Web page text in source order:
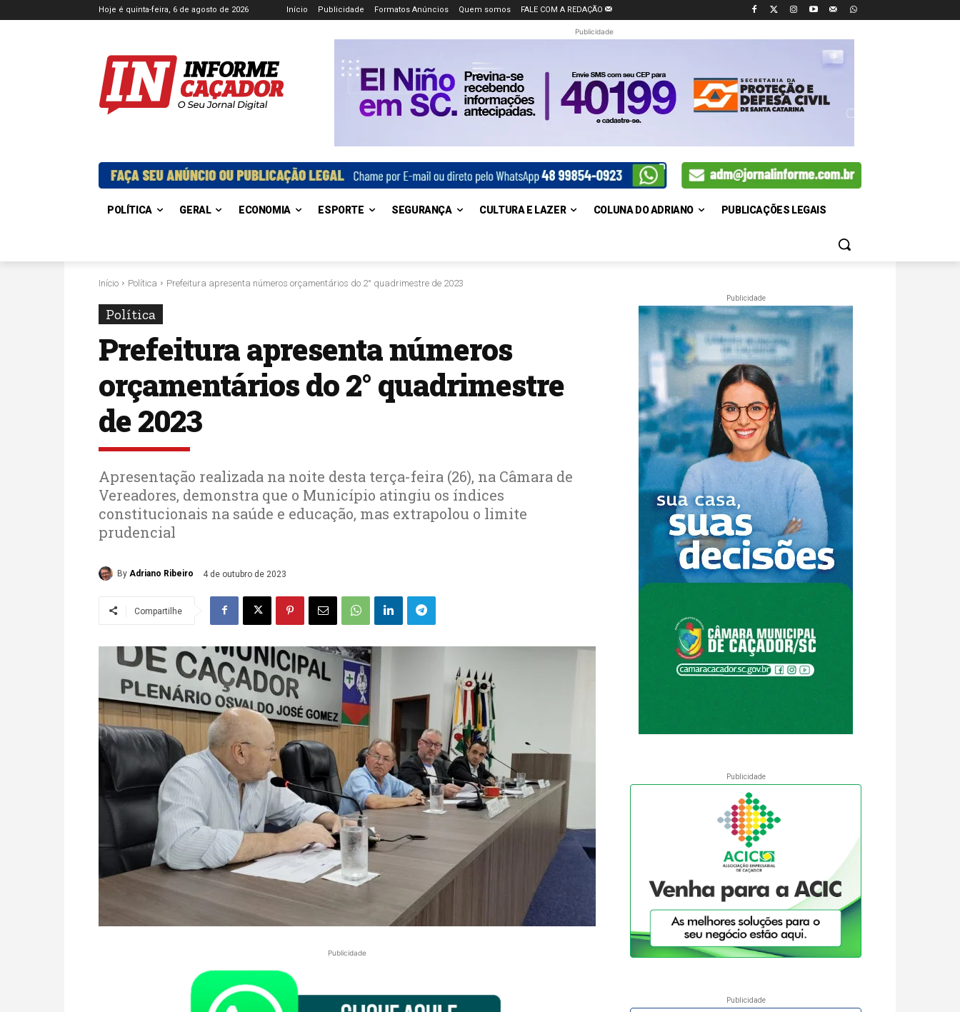
Hoje é quinta-feira, 6 de agosto de 2026 Início Publicidade Formatos Anúncios Quem somos FALE COM A REDAÇÃO
Publicidade
POLÍTICA GERAL ECONOMIA ESPORTE SEGURANÇA CULTURA E LAZER COLUNA DO ADRIANO PUBLICAÇÕES LEGAIS
Início Política Prefeitura apresenta números orçamentários do 2° quadrimestre de 2023
Política
Prefeitura apresenta números
orçamentários do 2° quadrimestre
de 2023
Apresentação realizada na noite desta terça-feira (26), na Câmara de
Vereadores, demonstra que o Município atingiu os índices
constitucionais na saúde e educação, mas extrapolou o limite
prudencial
By Adriano Ribeiro 4 de outubro de 2023
Compartilhe
Publicidade
Publicidade
Publicidade
Publicidade